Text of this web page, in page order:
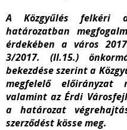
A Közgyűlés felkéri
határozatban
érdekében a város
3/2017. (II.15.)
bekezdése szerint a
megfelelő előirányzat
valamint az Érdi
a határozat
szerződést kösse meg.